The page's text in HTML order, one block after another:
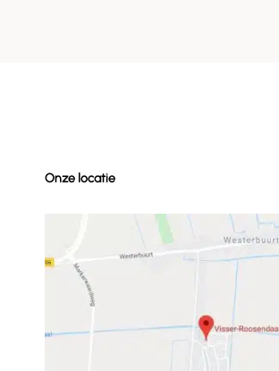
Onze locatie